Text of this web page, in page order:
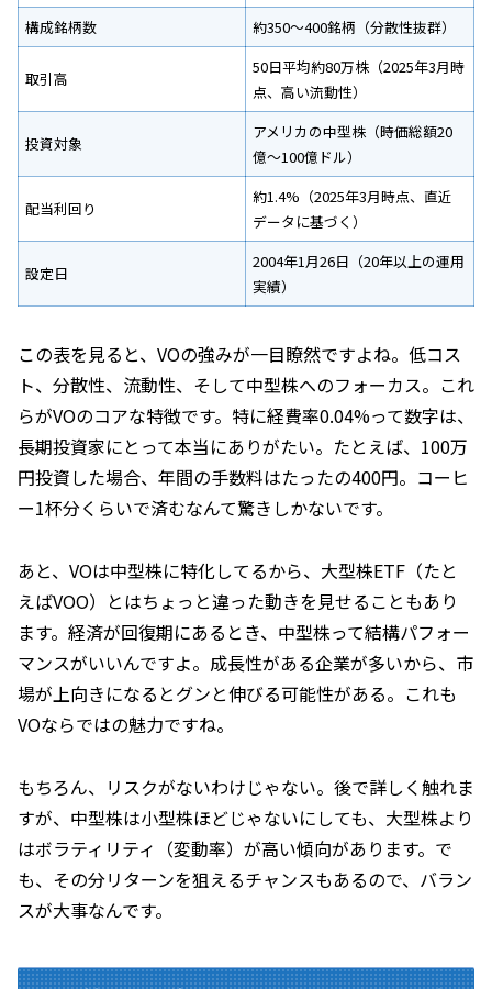
構成銘柄数
約350～400銘柄（分散性抜群）
取引高
50日平均約80万株（2025年3月時
点、高い流動性）
投資対象
アメリカの中型株（時価総額20
億～100億ドル）
配当利回り
約1.4%（2025年3月時点、直近
データに基づく）
設定日
2004年1月26日（20年以上の運用
実績）
この表を見ると、VOの強みが一目瞭然ですよね。低コス
ト、分散性、流動性、そして中型株へのフォーカス。これ
らがVOのコアな特徴です。特に経費率0.04%って数字は、
長期投資家にとって本当にありがたい。たとえば、100万
円投資した場合、年間の手数料はたったの400円。コーヒ
ー1杯分くらいで済むなんて驚きしかないです。
あと、VOは中型株に特化してるから、大型株ETF（たと
えばVOO）とはちょっと違った動きを見せることもあり
ます。経済が回復期にあるとき、中型株って結構パフォー
マンスがいいんですよ。成長性がある企業が多いから、市
場が上向きになるとグンと伸びる可能性がある。これも
VOならではの魅力ですね。
もちろん、リスクがないわけじゃない。後で詳しく触れま
すが、中型株は小型株ほどじゃないにしても、大型株より
はボラティリティ（変動率）が高い傾向があります。で
も、その分リターンを狙えるチャンスもあるので、バラン
スが大事なんです。